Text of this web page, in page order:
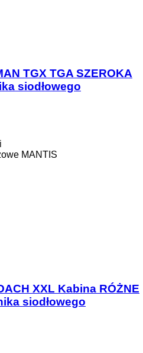
TGX TGA SZEROKA
siodłowego
MANTIS
XXL Kabina RÓŻNE
siodłowego